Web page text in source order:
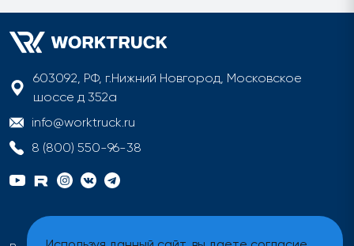
603092, РФ, г.Нижний Новгород, Московское
шоссе д 352а
info@worktruck.ru
8 (800) 550-96-38